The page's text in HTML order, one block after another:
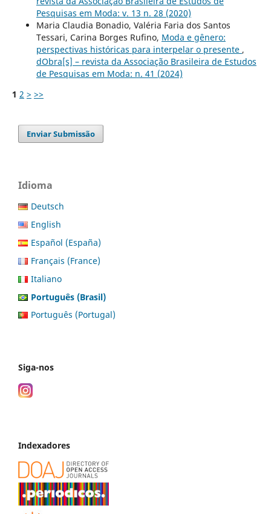
Pesquisas em Moda: v. 13 n. 28 (2020)
Maria Claudia Bonadio, Valéria Faria dos Santos
Tessari, Carina Borges Rufino, Moda e gênero:
perspectivas históricas para interpelar o presente ,
dObra[s] – revista da Associação Brasileira de Estudos
de Pesquisas em Moda: n. 41 (2024)
1 2 > >>
Enviar Submissão
Idioma
Deutsch
English
Español (España)
Français (France)
Italiano
Português (Brasil)
Português (Portugal)
Siga-nos
Indexadores